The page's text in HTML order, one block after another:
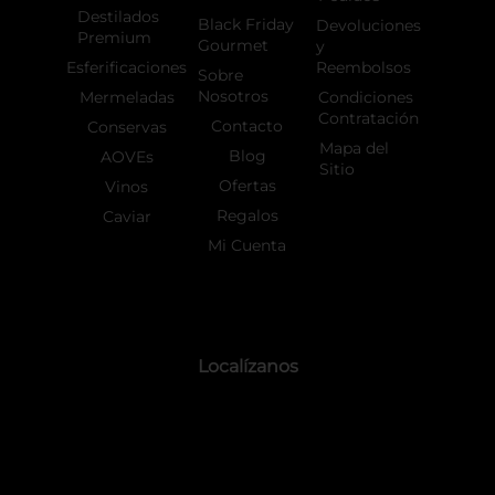
Destilados
Premium
Esferificaciones
Mermeladas
Conservas
AOVEs
Vinos
Caviar
Black Friday
Gourmet
Sobre
Nosotros
Contacto
Blog
Ofertas
Regalos
Mi Cuenta
Devoluciones
y
Reembolsos
Condiciones
Contratación
Mapa del
Sitio
Localízanos